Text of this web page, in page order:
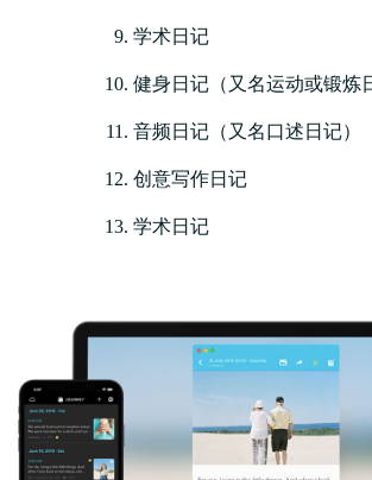
学术日记
健身日记（又名运动或锻炼
音频日记（又名口述日记）
创意写作日记
学术日记